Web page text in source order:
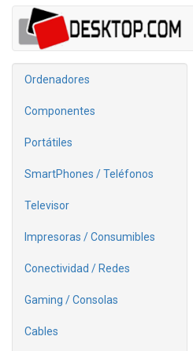
Ordenadores
Componentes
Portátiles
SmartPhones / Teléfonos
Televisor
Impresoras / Consumibles
Conectividad / Redes
Gaming / Consolas
Cables